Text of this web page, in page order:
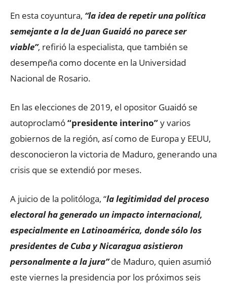
En esta coyuntura, “la idea de repetir una política
semejante a la de Juan Guaidó no parece ser
viable”, refirió la especialista, que también se
desempeña como docente en la Universidad
Nacional de Rosario.
En las elecciones de 2019, el opositor Guaidó se
autoproclamó“presidente interino”y varios
gobiernos de la región, así como de Europa y EEUU,
desconocieron la victoria de Maduro, generando una
crisis que se extendió por meses.
A juicio de la politóloga, “la legitimidad del proceso
electoral ha generado un impacto internacional,
especialmente en Latinoamérica, donde sólo los
presidentes de Cuba y Nicaragua asistieron
personalmente a la jura”de Maduro, quien asumió
este viernes la presidencia por los próximos seis